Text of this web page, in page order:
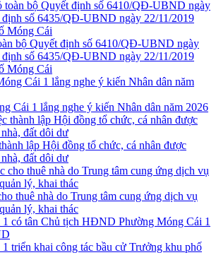
bộ Quyết định số 6410/QĐ-UBND ngày
định số 6435/QĐ-UBND ngày 22/11/2019
Móng Cái
Cái 1 lắng nghe ý kiến Nhân dân năm 2026
lập Hội đồng tổ chức, cá nhân được
đất dôi dư
thuê nhà do Trung tâm cung ứng dịch vụ
lý, khai thác
Phường Móng Cái 1